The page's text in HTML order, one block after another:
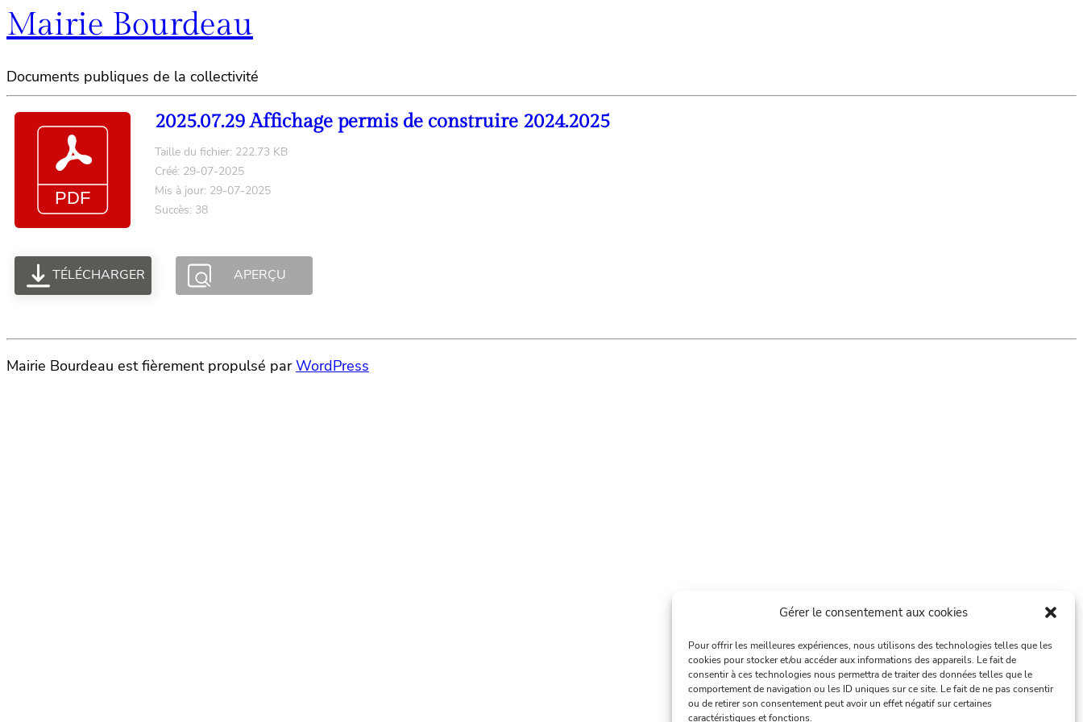
Gérer le consentement aux cookies
Pour offrir les meilleures expériences, nous utilisons des technologies telles que les
cookies pour stocker et/ou accéder aux informations des appareils. Le fait de
consentir à ces technologies nous permettra de traiter des données telles que le
comportement de navigation ou les ID uniques sur ce site. Le fait de ne pas consentir
ou de retirer son consentement peut avoir un effet négatif sur certaines
caractéristiques et fonctions.
Mairie Bourdeau
Documents publiques de la collectivité
2025.07.29 Affichage permis de construire 2024.2025
Taille du fichier: 222.73 KB
Créé: 29-07-2025
Mis à jour: 29-07-2025
Succès: 38
TÉLÉCHARGER APERÇU
Mairie Bourdeau est fièrement propulsé parWordPress